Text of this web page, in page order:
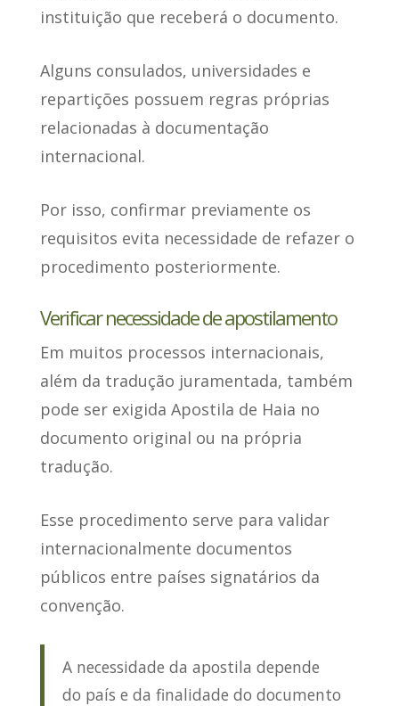
instituição que receberá o documento.
Alguns consulados, universidades e
repartições possuem regras próprias
relacionadas à documentação
internacional.
Por isso, confirmar previamente os
requisitos evita necessidade de refazer o
procedimento posteriormente.
Verificar necessidade de apostilamento
Em muitos processos internacionais,
além da tradução juramentada, também
pode ser exigida Apostila de Haia no
documento original ou na própria
tradução.
Esse procedimento serve para validar
internacionalmente documentos
públicos entre países signatários da
convenção.
A necessidade da apostila depende
do país e da finalidade do documento